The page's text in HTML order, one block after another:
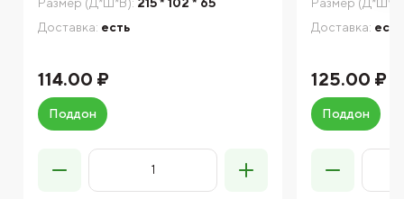
Доставка: есть
114.00 ₽
Поддон
Доставка: есть
125.00 ₽
Поддон